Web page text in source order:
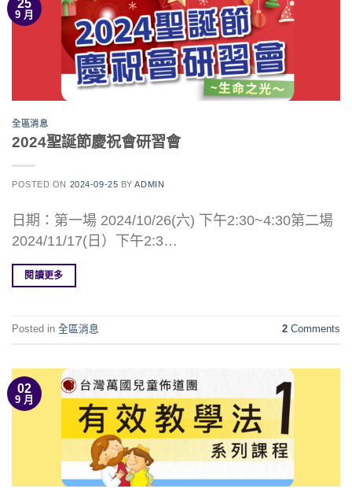
25
9 月
全區消息
2024聖誕節慶祝會研習會
POSTED ON 2024-09-25 BYADMIN
日期：󠀠第一場 2024/10/26(六) 下午2:30~4:30第二場
2024/11/17(日）下午2:3…
閱讀更多
Posted in 全區消息 2 Comments
02
9 月